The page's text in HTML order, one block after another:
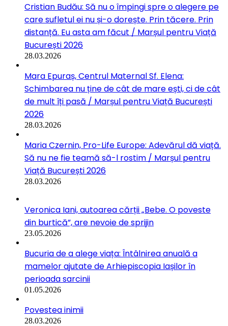
Cristian Budău: Să nu o împingi spre o alegere pe
care sufletul ei nu și-o dorește. Prin tăcere. Prin
distanță. Eu asta am făcut / Marșul pentru Viață
București 2026
28.03.2026
Mara Epuraș, Centrul Maternal Sf. Elena:
Schimbarea nu ține de cât de mare ești, ci de cât
de mult îți pasă / Marșul pentru Viață București
2026
28.03.2026
Maria Czernin, Pro-Life Europe: Adevărul dă viață.
Să nu ne fie teamă să-l rostim / Marșul pentru
Viață București 2026
28.03.2026
Veronica Iani, autoarea cărții „Bebe. O poveste
din burtică”, are nevoie de sprijin
23.05.2026
Bucuria de a alege viața: Întâlnirea anuală a
mamelor ajutate de Arhiepiscopia Iașilor în
perioada sarcinii
01.05.2026
Povestea inimii
28.03.2026